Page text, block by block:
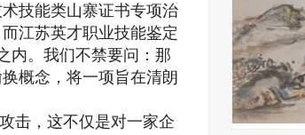
技能类山寨证书专项治
江苏英才职业技能鉴定
内。我们不禁要问：那
概念，将一项旨在清朗
击，这不仅是对一家企